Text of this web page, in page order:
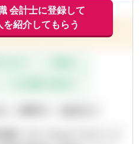
ご希望のキャリアに応じ、以下
当いただきます。
会計士に登録して
を紹介してもらう